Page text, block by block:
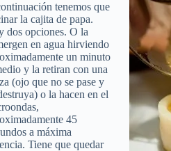
tenemos que
la cajita de papa.
dos opciones. O la
en agua hirviendo
un minuto
y la retiran con una
(ojo que no se pase y
o la hacen en el
45
a máxima
Tiene que quedar